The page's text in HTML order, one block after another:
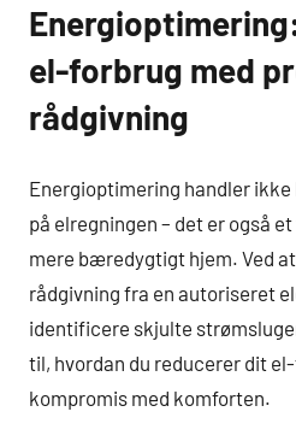
el-forbrug med
rådgivning
Energioptimering handler ikke
på elregningen – det er også
mere bæredygtigt hjem. Ved
rådgivning fra en autoriseret
identificere skjulte
til, hvordan du reducerer dit
kompromis med komforten.